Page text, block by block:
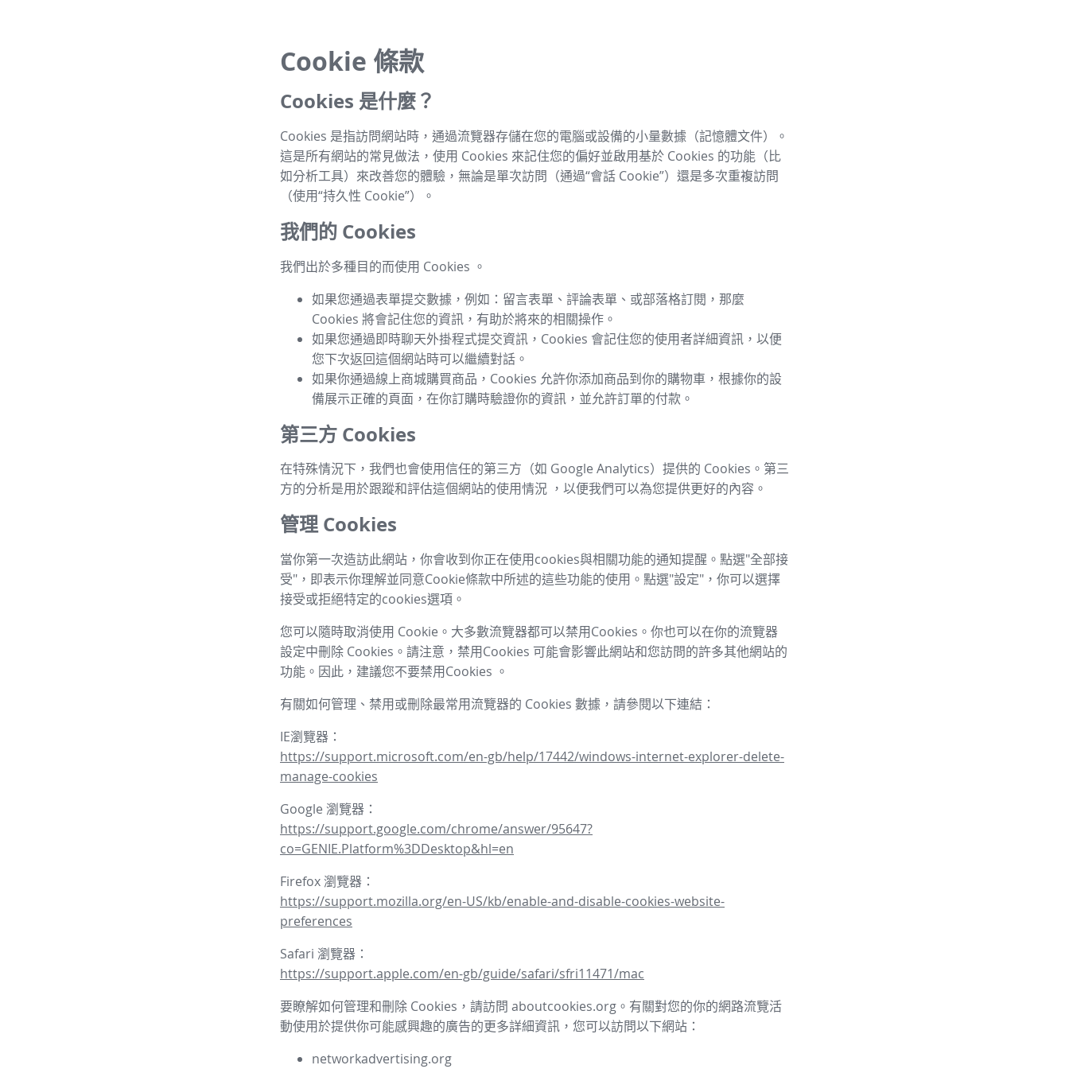
Cookie 條款
Cookies 是什麼？
Cookies 是指訪問網站時，通過流覽器存儲在您的電腦或設備的小量數據（記憶體文件）。
這是所有網站的常見做法，使用 Cookies 來記住您的偏好並啟用基於 Cookies 的功能（比
如分析工具）來改善您的體驗，無論是單次訪問（通過“會話 Cookie”）還是多次重複訪問
（使用“持久性 Cookie”）。
我們的 Cookies
我們出於多種目的而使用 Cookies 。
如果您通過表單提交數據，例如：留言表單、評論表單、或部落格訂閱，那麼
Cookies 將會記住您的資訊，有助於將來的相關操作。
如果您通過即時聊天外掛程式提交資訊，Cookies 會記住您的使用者詳細資訊，以便
您下次返回這個網站時可以繼續對話。
如果你通過線上商城購買商品，Cookies 允許你添加商品到你的購物車，根據你的設
備展示正確的頁面，在你訂購時驗證你的資訊，並允許訂單的付款。
第三方 Cookies
在特殊情況下，我們也會使用信任的第三方（如 Google Analytics）提供的 Cookies。第三
方的分析是用於跟蹤和評估這個網站的使用情況 ，以便我們可以為您提供更好的內容。
管理 Cookies
當你第一次造訪此網站，你會收到你正在使用cookies與相關功能的通知提醒。點選"全部接
受"，即表示你理解並同意Cookie條款中所述的這些功能的使用。點選"設定"，你可以選擇
接受或拒絕特定的cookies選項。
您可以隨時取消使用 Cookie。大多數流覽器都可以禁用Cookies。你也可以在你的流覽器
設定中刪除 Cookies。請注意，禁用Cookies 可能會影響此網站和您訪問的許多其他網站的
功能。因此，建議您不要禁用Cookies 。
有關如何管理、禁用或刪除最常用流覽器的 Cookies 數據，請參閱以下連結：
IE瀏覽器：
https://support.microsoft.com/en-gb/help/17442/windows-internet-explorer-delete-
manage-cookies
Google 瀏覽器：
https://support.google.com/chrome/answer/95647?
co=GENIE.Platform%3DDesktop&hl=en
Firefox 瀏覽器：
https://support.mozilla.org/en-US/kb/enable-and-disable-cookies-website-
preferences
Safari 瀏覽器：
https://support.apple.com/en-gb/guide/safari/sfri11471/mac
要瞭解如何管理和刪除 Cookies，請訪問 aboutcookies.org。有關對您的你的網路流覽活
動使用於提供你可能感興趣的廣告的更多詳細資訊，您可以訪問以下網站：
networkadvertising.org